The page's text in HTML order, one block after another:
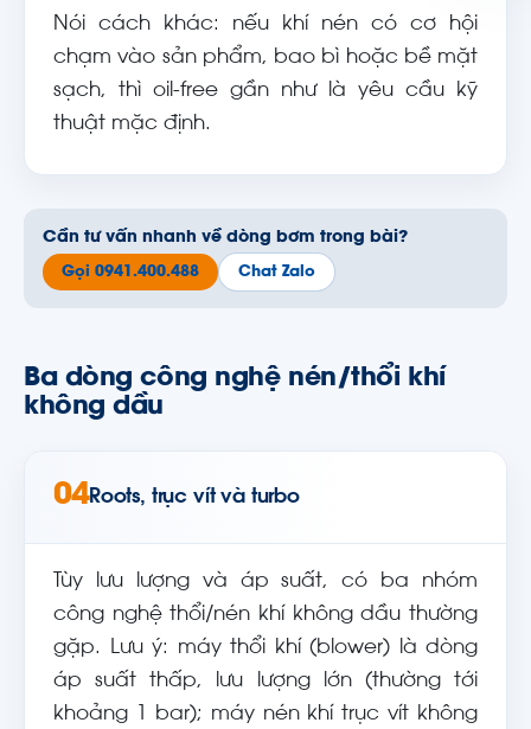
Nói cách khác: nếu khí nén có cơ hội
chạm vào sản phẩm, bao bì hoặc bề mặt
sạch, thì oil-free gần như là yêu cầu kỹ
thuật mặc định.
Cần tư vấn nhanh về dòng bơm trong bài?
Gọi 0941.400.488 Chat Zalo
Ba dòng công nghệ nén/thổi khí
không dầu
04Roots, trục vít và turbo
Tùy lưu lượng và áp suất, có ba nhóm
công nghệ thổi/nén khí không dầu thường
gặp. Lưu ý: máy thổi khí (blower) là dòng
áp suất thấp, lưu lượng lớn (thường tới
khoảng 1 bar); máy nén khí trục vít không